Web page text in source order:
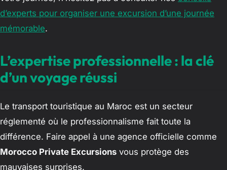
d’experts pour organiser une excursion d’une journée
mémorable.
L’expertise professionnelle : la clé
d’un voyage réussi
Le transport touristique au Maroc est un secteur
réglementé où le professionnalisme fait toute la
différence. Faire appel à une agence officielle comme
Morocco Private Excursions vous protège des
mauvaises surprises.